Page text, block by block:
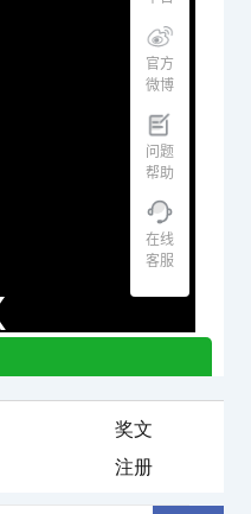
奖文
注册